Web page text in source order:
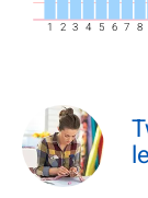
1 2 3 4 5 6 7 8